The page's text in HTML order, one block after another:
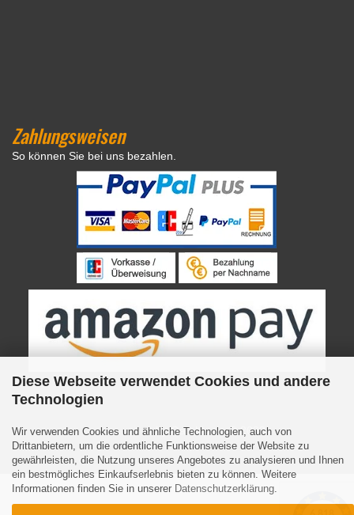
Diese Webseite verwendet Cookies und andere
Technologien
Wir verwenden Cookies und ähnliche Technologien, auch von
Drittanbietern, um die ordentliche Funktionsweise der Website zu
gewährleisten, die Nutzung unseres Angebotes zu analysieren und Ihnen
ein bestmögliches Einkaufserlebnis bieten zu können. Weitere
Informationen finden Sie in unserer Datenschutzerklärung
Zahlungsweisen
So können Sie bei uns bezahlen.
Internetshopby Gambio.de © 2023